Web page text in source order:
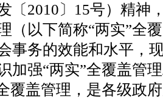
〔2010〕15号）精神
（以下简称“两实”全
事务的效能和水平，
加强“两实”全覆盖管
盖管理，是各级政府